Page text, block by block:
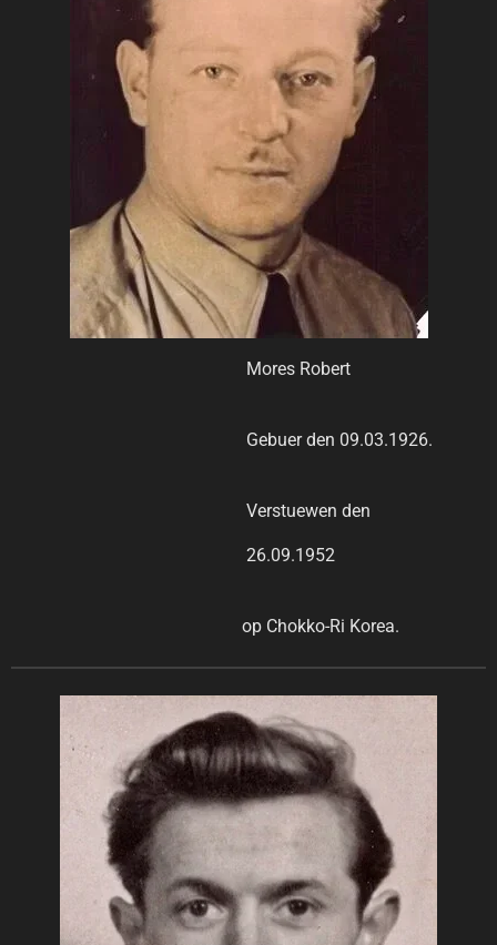
Mores Robert
Gebuer den 09.03.1926.
Verstuewen den
26.09.1952
op Chokko-Ri Korea.